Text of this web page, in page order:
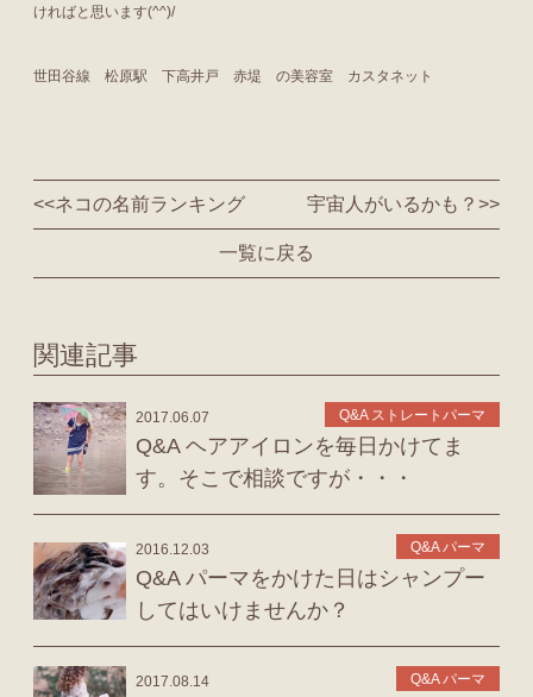
ければと思います(^^)/
世田谷線 松原駅 下高井戸 赤堤 の美容室 カスタネット
<<ネコの名前ランキング 宇宙人がいるかも？ >>
一覧に戻る
関連記事
2017.06.07 Q&A ストレートパーマ
Q&A ヘアアイロンを毎日かけてま
す。そこで相談ですが・・・
2016.12.03 Q&A パーマ
Q&A パーマをかけた日はシャンプー
してはいけませんか？
2017.08.14 Q&A パーマ